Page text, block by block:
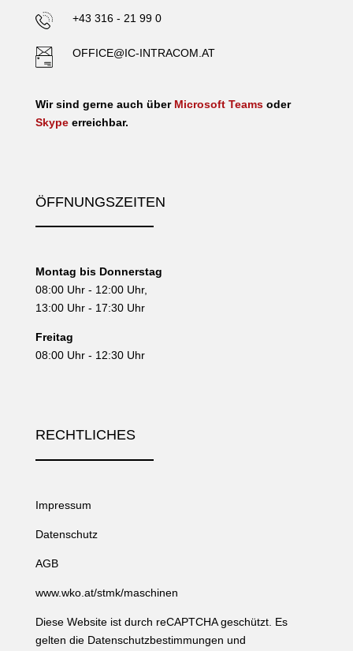
+43 316 - 21 99 0
OFFICE@IC-INTRACOM.AT
Wir sind gerne auch über Microsoft Teamsoder
Skypeerreichbar.
ÖFFNUNGSZEITEN
Montag bis Donnerstag
08:00 Uhr - 12:00 Uhr,
13:00 Uhr - 17:30 Uhr
Freitag
08:00 Uhr - 12:30 Uhr
RECHTLICHES
Impressum
Datenschutz
AGB
www.wko.at/stmk/maschinen
Diese Website ist durch reCAPTCHA geschützt. Es
gelten die Datenschutzbestimmungen und